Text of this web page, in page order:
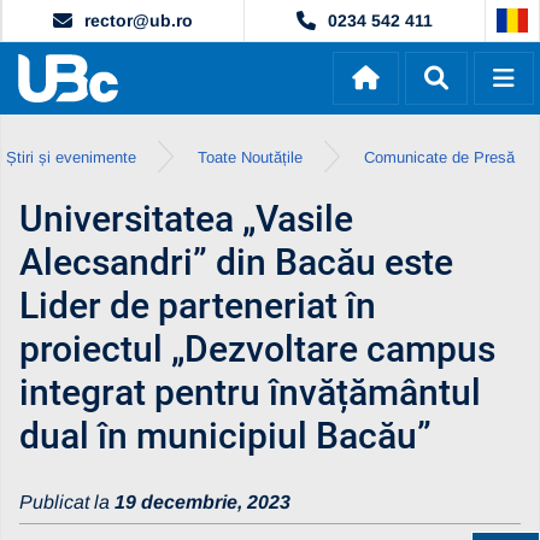
rector@ub.ro 0234 542 411
Știri și evenimente Toate Noutățile Comunicate de Presă
Universitatea „Vasile
Alecsandri” din Bacău este
Lider de parteneriat în
proiectul „Dezvoltare campus
integrat pentru învățământul
dual în municipiul Bacău”
Publicat la 19 decembrie, 2023